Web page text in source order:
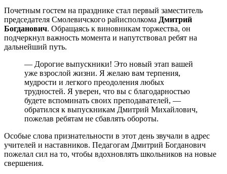
Почетным гостем на празднике стал первый заместитель
председателя Смолевичского райисполкома Дмитрий
Богданович. Обращаясь к виновникам торжества, он
подчеркнул важность момента и напутствовал ребят на
дальнейший путь.
— Дорогие выпускники! Это новый этап вашей
уже взрослой жизни. Я желаю вам терпения,
мудрости и легкого преодоления любых
трудностей. Я уверен, что вы с благодарностью
будете вспоминать своих преподавателей, —
обратился к выпускникам Дмитрий Михайлович,
пожелав ребятам не сбавлять обороты.
Особые слова признательности в этот день звучали в адрес
учителей и наставников. Педагогам Дмитрий Богданович
пожелал сил на то, чтобы вдохновлять школьников на новые
свершения.